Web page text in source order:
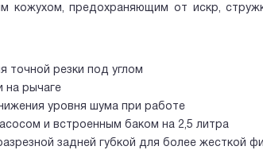
кожухом, предохраняющим от искр,
точной резки под углом
на рычаге
уровня шума при работе
и встроенным баком на 2,5 литра
задней губкой для более жесткой